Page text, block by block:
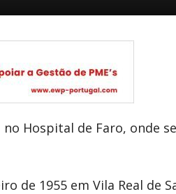
no Hospital de Faro, onde
de 1955 em Vila Real